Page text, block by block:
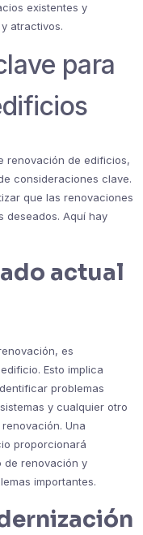
existentes y
atractivos.
para
renovación de edificios,
consideraciones clave.
que las renovaciones
deseados. Aquí hay
actual
es
Esto implica
problemas
y cualquier otro
Una
proporcionará
de renovación y
importantes.